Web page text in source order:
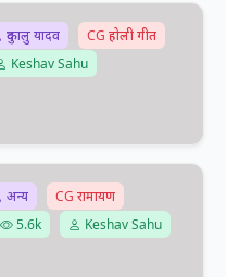
दुकालु यादव
CG होली गीत
Keshav Sahu
अन्य
CG रामायण
5.6k Keshav Sahu